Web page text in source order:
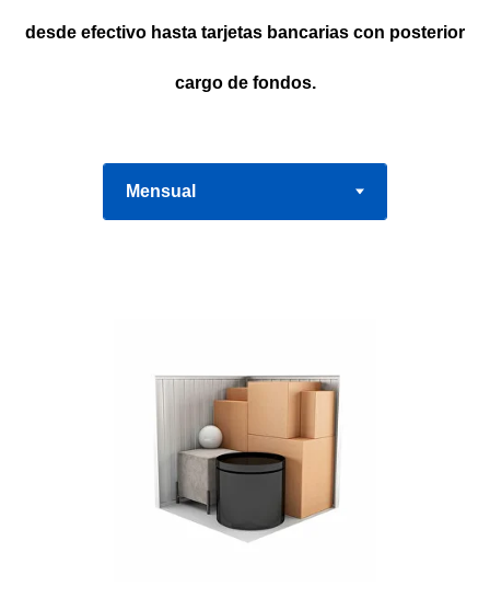
desde efectivo hasta tarjetas bancarias con posterior
cargo de fondos.